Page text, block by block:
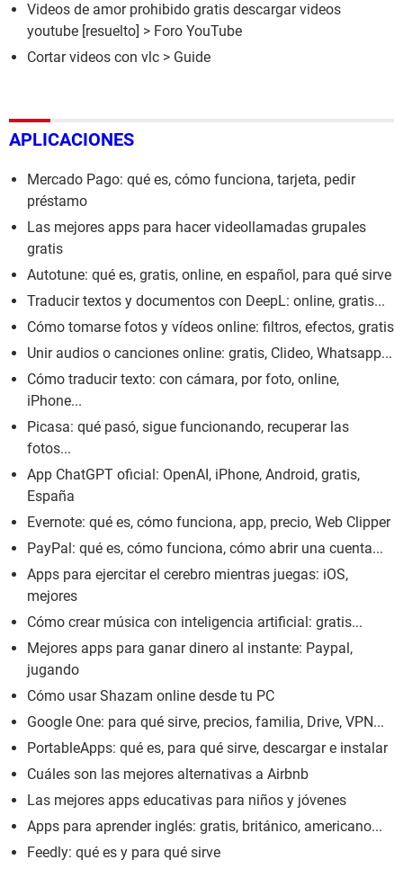
Videos de amor prohibido gratis descargar videos
youtube [resuelto] > Foro YouTube
Cortar videos con vlc > Guide
APLICACIONES
Mercado Pago: qué es, cómo funciona, tarjeta, pedir
préstamo
Las mejores apps para hacer videollamadas grupales
gratis
Autotune: qué es, gratis, online, en español, para qué sirve
Traducir textos y documentos con DeepL: online, gratis...
Cómo tomarse fotos y vídeos online: filtros, efectos, gratis
Unir audios o canciones online: gratis, Clideo, Whatsapp...
Cómo traducir texto: con cámara, por foto, online,
iPhone...
Picasa: qué pasó, sigue funcionando, recuperar las
fotos...
App ChatGPT oficial: OpenAI, iPhone, Android, gratis,
España
Evernote: qué es, cómo funciona, app, precio, Web Clipper
PayPal: qué es, cómo funciona, cómo abrir una cuenta...
Apps para ejercitar el cerebro mientras juegas: iOS,
mejores
Cómo crear música con inteligencia artificial: gratis...
Mejores apps para ganar dinero al instante: Paypal,
jugando
Cómo usar Shazam online desde tu PC
Google One: para qué sirve, precios, familia, Drive, VPN...
PortableApps: qué es, para qué sirve, descargar e instalar
Cuáles son las mejores alternativas a Airbnb
Las mejores apps educativas para niños y jóvenes
Apps para aprender inglés: gratis, británico, americano...
Feedly: qué es y para qué sirve